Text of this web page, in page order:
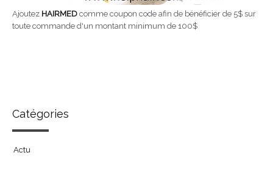
Ajoutez HAIRMED comme coupon code afin de bénéficier de 5$ sur
toute commande d'un montant minimum de 100$
Catégories
Actu